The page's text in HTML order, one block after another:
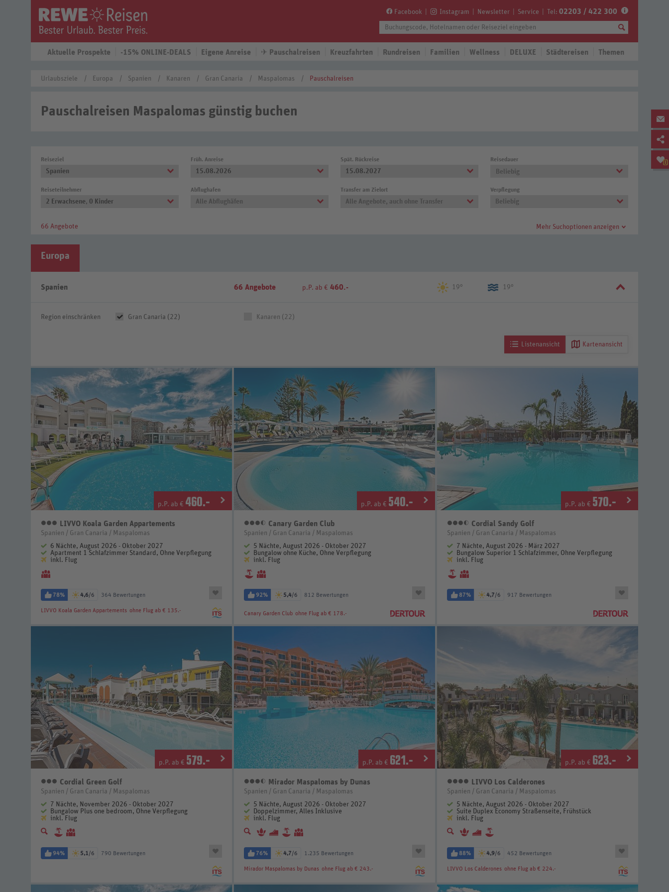
Facebook Instagram Newsletter Service Tel: 02203 / 422 300
Aktuelle Prospekte -15% ONLINE-DEALS Eigene Anreise ✈ Pauschalreisen Kreuzfahrten Rundreisen Familien Wellness DELUXE Städtereisen Themen
0
Urlaubsziele Europa Spanien Kanaren Gran Canaria Maspalomas Pauschalreisen
Pauschalreisen Maspalomas günstig buchen
Reiseziel
Spanien
Früh. Anreise
15.08.2026
Spät. Rückreise
15.08.2027
Reisedauer
Beliebig
Reiseteilnehmer
2 Erwachsene, 0 Kinder
Abflughafen
Alle Abflughäfen
Transfer am Zielort
Alle Angebote, auch ohne Transfer
Verpflegung
Beliebig
66 Angebote Mehr Suchoptionen anzeigen
Europa
Spanien 66 Angebote p.P. ab € 460.- 19° 19°
Region einschränken Gran Canaria (22) Kanaren (22)
Listenansicht Kartenansicht
p.P. ab € 460.-
3 Sterne
LIVVO Koala Garden Appartements
Spanien / Gran Canaria / Maspalomas
6 Nächte, August 2026 - Oktober 2027
Apartment 1 Schlafzimmer Standard, Ohne Verpflegung
inkl. Flug
78% 4,6/6 364 Bewertungen
LIVVO Koala Garden Appartements ohne Flug ab € 135.-
p.P. ab € 540.-
3,5 Sterne
Canary Garden Club
Spanien / Gran Canaria / Maspalomas
5 Nächte, August 2026 - Oktober 2027
Bungalow ohne Küche, Ohne Verpflegung
inkl. Flug
92% 5,4/6 812 Bewertungen
Canary Garden Club ohne Flug ab € 178.-
p.P. ab € 570.-
3,5 Sterne
Cordial Sandy Golf
Spanien / Gran Canaria / Maspalomas
7 Nächte, August 2026 - März 2027
Bungalow Superior 1 Schlafzimmer, Ohne Verpflegung
inkl. Flug
87% 4,7/6 917 Bewertungen
p.P. ab € 579.-
3 Sterne
Cordial Green Golf
Spanien / Gran Canaria / Maspalomas
7 Nächte, November 2026 - Oktober 2027
Bungalow Plus one bedroom, Ohne Verpflegung
inkl. Flug
94% 5,1/6 790 Bewertungen
p.P. ab € 621.-
3,5 Sterne
Mirador Maspalomas by Dunas
Spanien / Gran Canaria / Maspalomas
5 Nächte, August 2026 - Oktober 2027
Doppelzimmer, Alles Inklusive
inkl. Flug
76% 4,7/6 1.235 Bewertungen
Mirador Maspalomas by Dunas ohne Flug ab € 243.-
p.P. ab € 623.-
4 Sterne
LIVVO Los Calderones
Spanien / Gran Canaria / Maspalomas
5 Nächte, August 2026 - Oktober 2027
Suite Duplex Economy Straßenseite, Frühstück
inkl. Flug
88% 4,9/6 452 Bewertungen
LIVVO Los Calderones ohne Flug ab € 224.-